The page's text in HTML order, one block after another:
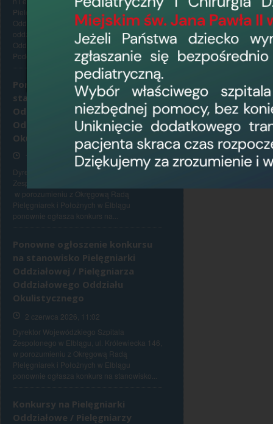
Pielęgniarki Oddziałowej /Pielęgniarza
Oddziałowego niżej wymienionych
oddziałów : 1. Oddziału Onkologicznego 2.
Oddziału Kardiologicznego z
Pododdziałem...
Ponowny konkurs na
stanowisko Pielęgniarki
Oddziałowej/Pielęgniarza
Oddziałowego Oddziału
Okulistycznego
17 czerwca 2026, 13:35
Dyrektor Wojewódzkiego Szpitala
Zespolonego w Elblągu, ul. Królewiecka 146,
w porozumieniu z Okręgową Radą
Pielęgniarek i Położnych w Elblągu
ponownie ogłasza konkurs na...
Ponowne ogłoszenie konkursu
na stanowisko Pielęgniarki
Oddziałowej / Pielęgniarza
Oddziałowego Oddziału
Okulistycznego
2 czerwca 2026, 11:02
Dyrektor Wojewódzkiego Szpitala
Zespolonego w Elblągu, ul. Królewiecka 146,
w porozumieniu z Okręgową Radą
Pielęgniarek i Położnych w Elblągu
ponownie ogłasza konkurs na stanowisko...
Konkursy na Pielęgniarki
Oddziałowe / Pielęgniarzy
Załączone